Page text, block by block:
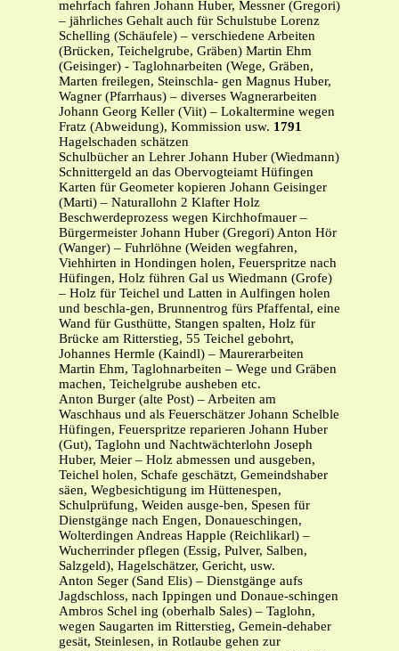
mehrfach fahren Johann Huber, Messner (Gregori)
– jährliches Gehalt auch für Schulstube Lorenz
Schelling (Schäufele) – verschiedene Arbeiten
(Brücken, Teichelgrube, Gräben) Martin Ehm
(Geisinger) - Taglohnarbeiten (Wege, Gräben,
Marten freilegen, Steinschla- gen Magnus Huber,
Wagner (Pfarrhaus) – diverses Wagnerarbeiten
Johann Georg Keller (Viit) – Lokaltermine wegen
Fratz (Abweidung), Kommission usw. 1791
Hagelschaden schätzen
Schulbücher an Lehrer Johann Huber (Wiedmann)
Schnittergeld an das Obervogteiamt Hüfingen
Karten für Geometer kopieren Johann Geisinger
(Marti) – Naturallohn 2 Klafter Holz
Beschwerdeprozess wegen Kirchhofmauer –
Bürgermeister Johann Huber (Gregori) Anton Hör
(Wanger) – Fuhrlöhne (Weiden wegfahren,
Viehhirten in Hondingen holen, Feuerspritze nach
Hüfingen, Holz führen Gal us Wiedmann (Grofe)
– Holz für Teichel und Latten in Aulfingen holen
und beschla-gen, Brunnentrog fürs Pfaffental, eine
Wand für Gusthütte, Stangen spalten, Holz für
Brücke am Ritterstieg, 55 Teichel gebohrt,
Johannes Hermle (Kaindl) – Maurerarbeiten
Martin Ehm, Taglohnarbeiten – Wege und Gräben
machen, Teichelgrube ausheben etc.
Anton Burger (alte Post) – Arbeiten am
Waschhaus und als Feuerschätzer Johann Schelble
Hüfingen, Feuerspritze reparieren Johann Huber
(Gut), Taglohn und Nachtwächterlohn Joseph
Huber, Meier – Holz abmessen und ausgeben,
Teichel holen, Schafe geschätzt, Gemeindshaber
säen, Wegbesichtigung im Hüttenespen,
Schulprüfung, Weiden ausge-ben, Spesen für
Dienstgänge nach Engen, Donaueschingen,
Wolterdingen Andreas Happle (Reichlikarl) –
Wucherrinder pflegen (Essig, Pulver, Salben,
Salzgeld), Hagelschätzer, Gericht, usw.
Anton Seger (Sand Elis) – Dienstgänge aufs
Jagdschloss, nach Ippingen und Donaue-schingen
Ambros Schel ing (oberhalb Sales) – Taglohn,
wegen Saugarten im Ritterstieg, Gemein-dehaber
gesät, Steinlesen, in Rotlaube gehen zur